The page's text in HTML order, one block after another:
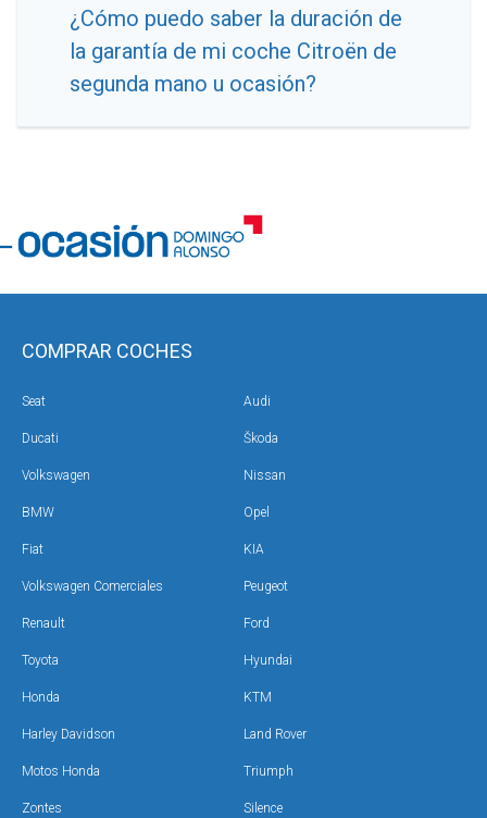
¿Cómo puedo saber la duración de
la garantía de mi coche Citroën de
segunda mano u ocasión?
COMPRAR COCHES
Seat Audi
Ducati Škoda
Volkswagen Nissan
BMW Opel
Fiat KIA
Volkswagen Comerciales Peugeot
Renault Ford
Toyota Hyundai
Honda KTM
Harley Davidson Land Rover
Motos Honda Triumph
Zontes Silence